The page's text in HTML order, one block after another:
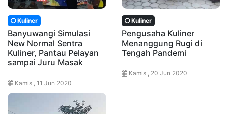
Kuliner
Banyuwangi Simulasi
New Normal Sentra
Kuliner, Pantau Pelayan
sampai Juru Masak
Kamis , 11 Jun 2020
Kuliner
Pengusaha Kuliner
Menanggung Rugi di
Tengah Pandemi
Kamis , 20 Jun 2020